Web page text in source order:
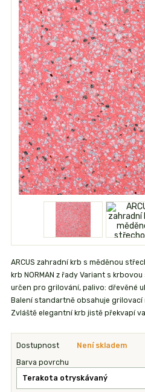
ARCUS zahradní krb s měděnou
krb NORMAN z řady Variant s
určen pro grilování, palivo: dřevěné
Balení standartně obsahuje
Zvláště elegantní krb jistě překvapí
Dostupnost Není skladem
Barva povrchu